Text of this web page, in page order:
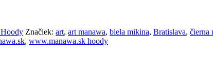
Značiek: art, art manawa, biela mikina, Bratislava, čierna
, www.manawa.sk hoody